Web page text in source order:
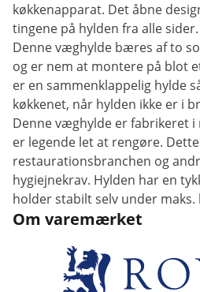
køkkenapparat. Det åbne
tingene på hylden fra alle sider.
Denne væghylde bæres af to
og er nem at montere på blot
er en sammenklappelig hylde
køkkenet, når hylden ikke er i
Denne væghylde er fabrikeret
er legende let at rengøre.
restaurationsbranchen og
hygiejnekrav. Hylden har en
holder stabilt selv under maks.
Om varemærket